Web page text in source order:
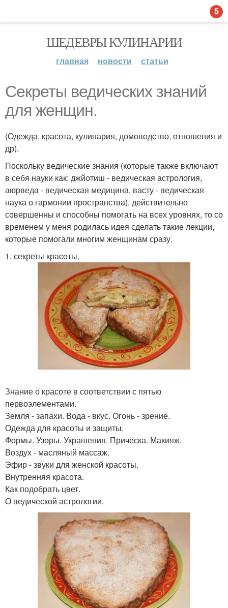
ШЕДЕВРЫ КУЛИНАРИИ
главная новости статьи
Секреты ведических знаний
для женщин.
(Одежда, красота, кулинария, домоводство, отношения и
др).
Поскольку ведические знания (которые также включают
в себя науки как: джйотиш - ведическая астрология,
аюрведа - ведическая медицина, васту - ведическая
наука о гармонии пространства), действительно
совершенны и способны помогать на всех уровнях, то со
временем у меня родилась идея сделать такие лекции,
которые помогали многим женщинам сразу.
1. секреты красоты.
Знание о красоте в соответствии с пятью
первоэлементами.
Земля - запахи. Вода - вкус. Огонь - зрение.
Одежда для красоты и защиты.
Формы. Узоры. Украшения. Причёска. Макияж.
Воздух - масляный массаж.
Эфир - звуки для женской красоты.
Внутренняя красота.
Как подобрать цвет.
О ведической астрологии.
5